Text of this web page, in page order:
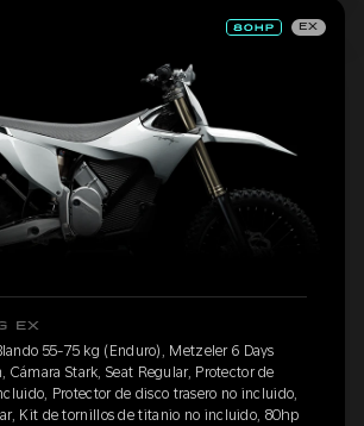
EX
EX
55-75 kg (Enduro), Metzeler 6 Days
Cámara Stark, Seat Regular, Protector de
Protector de disco trasero no incluido,
Kit de tornillos de titanio no incluido, 80hp